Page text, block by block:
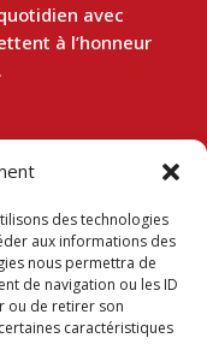
des technologies
aux informations des
nous permettra de
de navigation ou les ID
ou de retirer son
caractéristiques
avec
à l’honneur